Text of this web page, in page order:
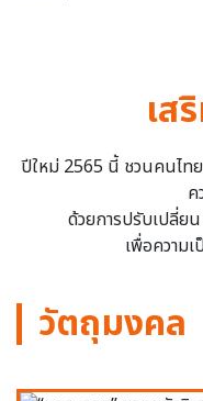
เส
ปีใหม่ 2565 นี้ ชวนคนไท
ค
ด้วยการปรับเปลี่ย
เพื่อความ
วัตถุมงคล